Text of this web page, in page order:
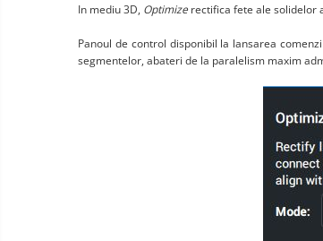
In mediu 3D, Optimize rectifica fete ale solidelor
Panoul de control disponibil la lansarea
segmentelor, abateri de la paralelism maxim